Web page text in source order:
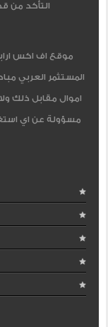
التأكد من
موقع اف اكس
المستثمر العربي
اموال مقابل ذلك
مسؤولة عن اي